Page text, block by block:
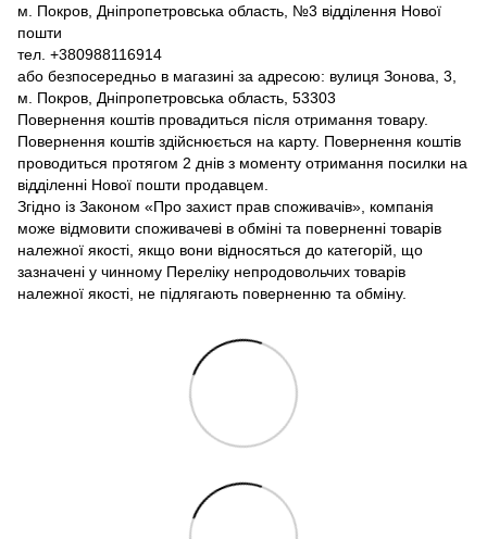
м. Покров, Дніпропетровська область, №3 відділення Нової
пошти
тел. +380988116914
або безпосередньо в магазині за адресою: вулиця Зонова, 3,
м. Покров, Дніпропетровська область, 53303
Повернення коштів провадиться після отримання товару.
Повернення коштів здійснюється на карту. Повернення коштів
проводиться протягом 2 днів з моменту отримання посилки на
відділенні Нової пошти продавцем.
Згідно із Законом «Про захист прав споживачів», компанія
може відмовити споживачеві в обміні та поверненні товарів
належної якості, якщо вони відносяться до категорій, що
зазначені у чинному Переліку непродовольчих товарів
належної якості, не підлягають поверненню та обміну.